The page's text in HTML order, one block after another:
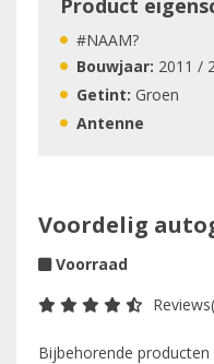
Product
#NAAM?
Bouwjaar: 2011 /
Getint: Groen
Antenne
Voordelig
Voorraad
Bijbehorende producten